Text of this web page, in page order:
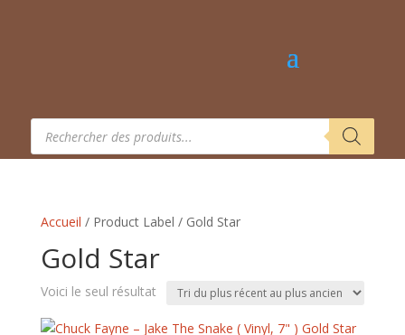
Recherche
produits
Accueil / Product Label / Gold Star
Gold Star
Voici le seul résultat